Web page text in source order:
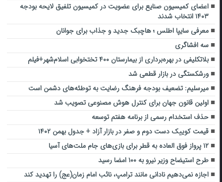
اعضای کمیسیون صنایع برای عضویت در کمیسیون تلفیق لایحه بودجه
۱۴۰۳ انتخاب شدند
معرفی سایپا اطلس ؛ هاچبک جدید و جذاب برای جوانان
سه افشاگری
بلاتکلیفی در بهره‌برداری از بیمارستان ۴۰۰ تختخوابی اسلام‌شهر+فیلم
ورشکستگی در بازار قطعی شد
میرسلیم: تضعیف بودجه فرهنگ رضایت به توطئه‌های دشمن است
اولین قانون جهان برای کنترل هوش مصنوعی تصویب شد
حذف استخدام رسمی از برنامه هفتم توسعه
قیمت کوییک دست دوم و صفر در بازار آزاد + جدول بهمن ۱۴۰۲
۱۲ پرواز فوق العاده به قطر برای بازی‌های جام ملت‌های آسیا
طرح استیضاح وزیر نیرو به ۱۰۰ امضا رسید
اجازه نمی‌دهیم نادانی مانند ترامپ، نائب امام زمان(عج) را تهدید کند